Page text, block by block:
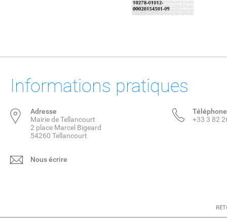
Informations pratiques
Adresse
Mairie de Tellancourt
2 place Marcel Bigeard
54260 Tellancourt
Nous écrire
Téléphone
+33 3 82